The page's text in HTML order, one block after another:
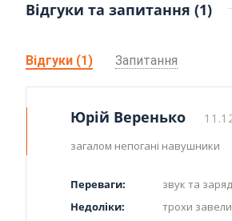
Відгуки та запитання (1)
Відгуки (1) Запитання
Юрій Веренько
загалом непогані навушники
Переваги:
звук та
Недоліки:
трохи